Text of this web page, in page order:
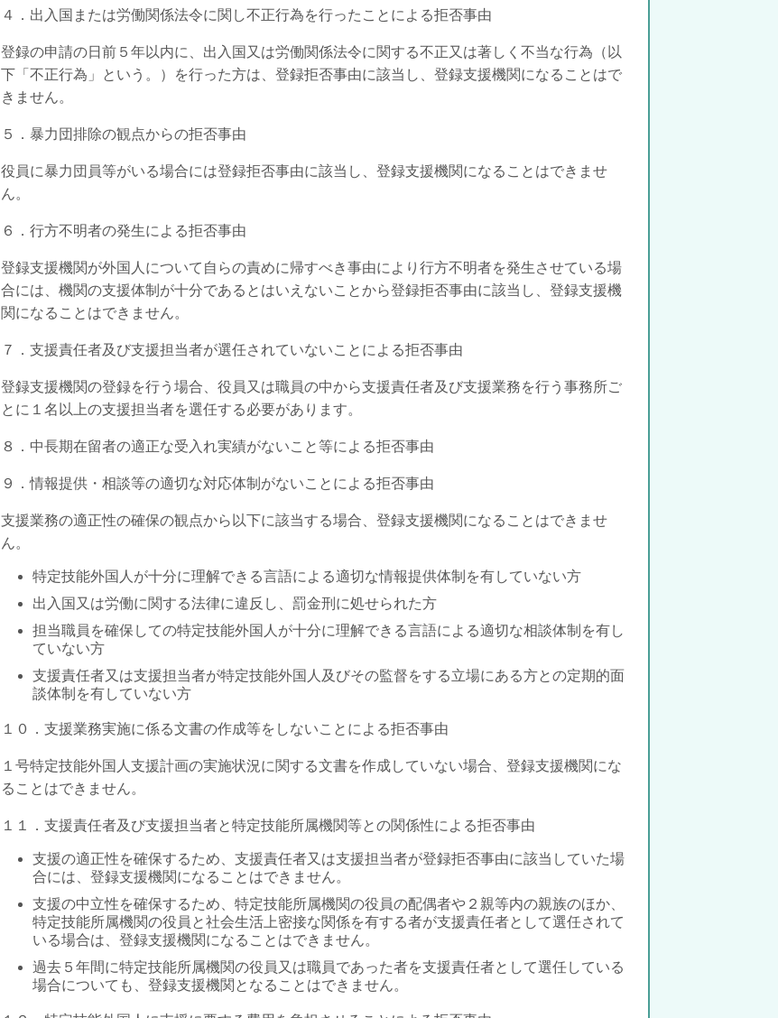
４．出入国または労働関係法令に関し不正行為を行ったことによる拒否事由
登録の申請の日前５年以内に、出入国又は労働関係法令に関する不正又は著しく不当な行為（以
下「不正行為」という。）を行った方は、登録拒否事由に該当し、登録支援機関になることはで
きません。
５．暴力団排除の観点からの拒否事由
役員に暴力団員等がいる場合には登録拒否事由に該当し、登録支援機関になることはできませ
ん。
６．行方不明者の発生による拒否事由
登録支援機関が外国人について自らの責めに帰すべき事由により行方不明者を発生させている場
合には、機関の支援体制が十分であるとはいえないことから登録拒否事由に該当し、登録支援機
関になることはできません。
７．支援責任者及び支援担当者が選任されていないことによる拒否事由
登録支援機関の登録を行う場合、役員又は職員の中から支援責任者及び支援業務を行う事務所ご
とに １名以上の支援担当者を選任する必要があります。
８．中長期在留者の適正な受入れ実績がないこと等による拒否事由
９．情報提供・相談等の適切な対応体制がないことによる拒否事由
支援業務の適正性の確保の観点から以下に該当する場合 、登録支援機関になることはできませ
ん。
特定技能外国人 が十分に理解できる言語による適切な情報提供体制を有していない方
出入国又は労働に関する法律に違反し、罰金刑 に処せられた方
担当職員を確保しての特定技能外国人 が十分に理解できる言語による適切な相談体制を有し
ていない方
支援責任者又は支援担当者が特定技能外国人及びその監督をする立場にある方との定期的面
談体制を有していない方
１０．支援業務実施に係る文書の作成等をしないことによる拒否事由
１号特定技能外国人支援計画の実施状況に関する文書を作成していない場合 、登録支援機関にな
ることはできません。
１１．支援責任者及び支援担当者と特定技能所属機関等との関係性による拒否事由
支援の適正性を確保するため、 支援責任者又は支援担当者が登録拒否事由に該当していた場
合には、登録支援機関になることはできません。
支援の中立性を確保するため、 特定技能所属機関の役員の配偶者や２親等内の親族のほか、
特定技能所属機関の役員と社会生活上密接な関係を有する者が支援責任者として選任されて
いる場合は、登録支援機関になることはできません。
過去５年間に特定技能所属機関の役員又は職員であった者を支援責任者として選任している
場合についても、登録支援機関となることはできません。